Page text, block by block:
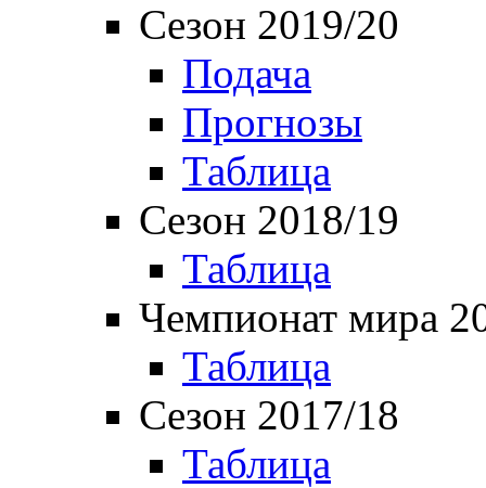
Сезон 2019/20
Подача
Прогнозы
Таблица
Сезон 2018/19
Таблица
Чемпионат мира
Таблица
Сезон 2017/18
Таблица